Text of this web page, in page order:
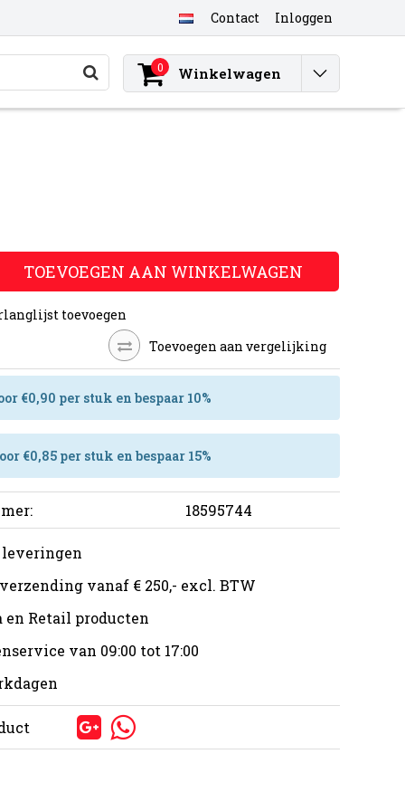
Contact Inloggen
0 Winkelwagen
TOEVOEGEN AAN WINKELWAGEN
toevoegen
Toevoegen aan vergelijking
€0,90 per stuk en bespaar 10%
€0,85 per stuk en bespaar 15%
18595744
vanaf € 250,- excl. BTW
en Retail producten
van 09:00 tot 17:00